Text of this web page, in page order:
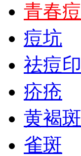
青春痘
痘坑
祛痘印
疥疮
黄褐斑
雀斑